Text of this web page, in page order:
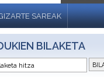
SAREAK
BILAKETA